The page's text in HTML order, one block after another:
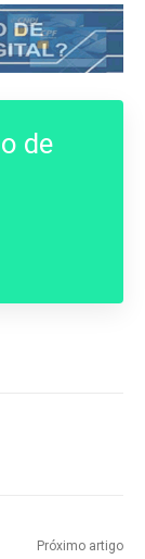
de
Próximo artigo